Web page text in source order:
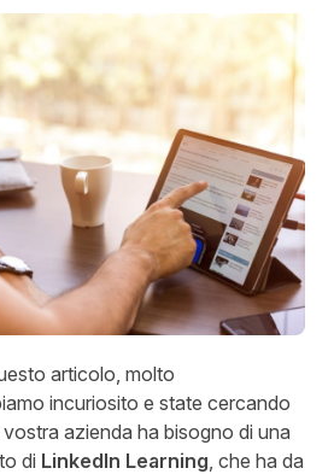
articolo, molto
incuriosito e state cercando
azienda ha bisogno di una
di LinkedIn Learning , che ha da